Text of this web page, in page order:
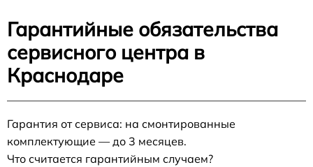
Гарантийные обязательства
сервисного центра в
Краснодаре
Гарантия от сервиса: на смонтированные
комплектующие — до 3 месяцев.
Что считается гарантийным случаем?